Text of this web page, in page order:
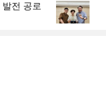
전 공로